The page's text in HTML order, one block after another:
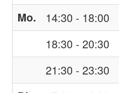
Mo.
14:30 - 18:00
18:30 - 20:30
21:30 - 23:30